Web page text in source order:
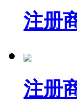
注册
注册